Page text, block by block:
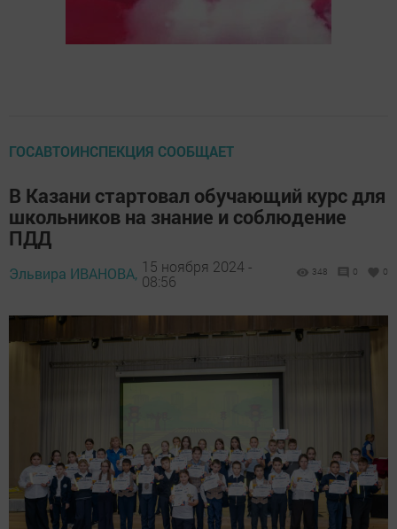
ГОСАВТОИНСПЕКЦИЯ СООБЩАЕТ
В Казани стартовал обучающий курс для
школьников на знание и соблюдение
ПДД
Эльвира ИВАНОВА, 15 ноября 2024 -
08:56
348 0 0